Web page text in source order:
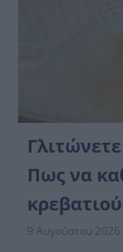
Πως να
9 Αυγούστου 2026